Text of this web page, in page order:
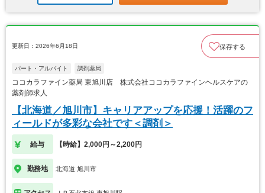
更新日：2026年6月18日 保存する
パート・アルバイト 調剤薬局
ココカラファイン薬局 東旭川店 株式会社ココカラファインヘルスケアの
薬剤師求人
【北海道／旭川市】キャリアアップを応援！活躍のフ
ィールドが多彩な会社です＜調剤＞
給与 【時給】2,000円～2,200円
勤務地 北海道 旭川市